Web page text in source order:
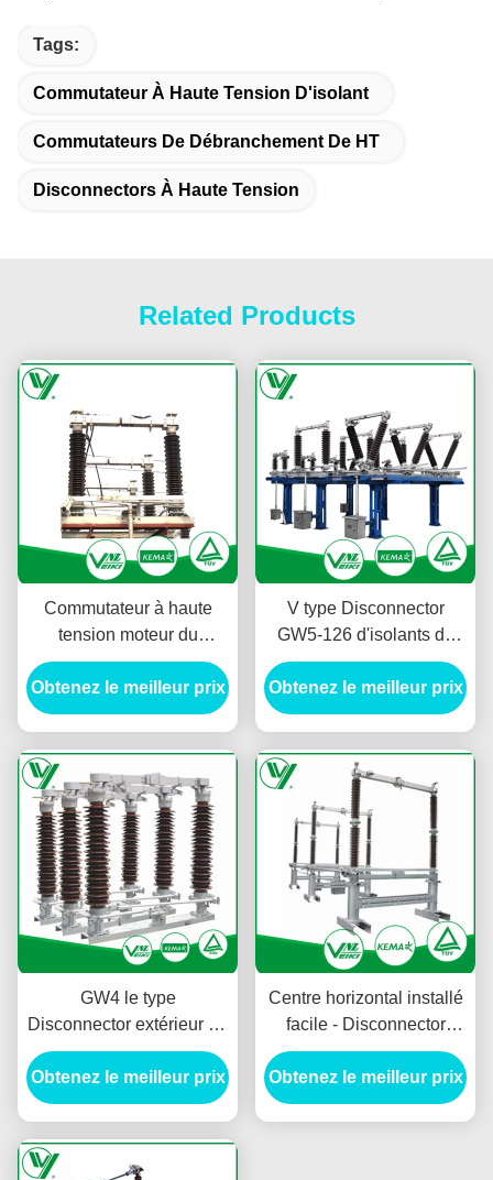
Tags:
Commutateur À Haute Tension D'isolant
Commutateurs De Débranchement De HT
Disconnectors À Haute Tension
Related Products
Commutateur à haute
tension moteur du
débranchement 126KV
pour la sous-station
électrique GW37-126
Obtenez le meilleur prix
V type Disconnector
GW5-126 d'isolants de
sous-station de
commutateur de
débranchement de haute
Obtenez le meilleur prix
GW4 le type
Disconnector extérieur de
commutateur, Polonais a
monté isoler le
commutateur pour le
Obtenez le meilleur prix
Centre horizontal installé
facile - Disconnector
252KV de coupure,
pratiquement exempt
d'entretien
Obtenez le meilleur prix